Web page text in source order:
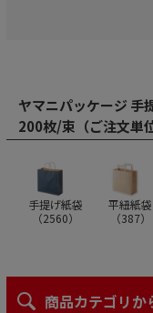
ヤマニパッケージ
200枚/束（ご注文単
手提げ紙袋
（2560）
平紐紙袋
（387）
商品カテゴリか